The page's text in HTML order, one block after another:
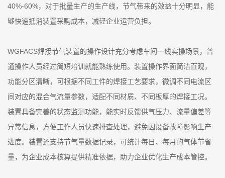
40%-60%，对于批量生产的生产线，节气带来的效益十分明显，能
够快速抵消装置采购成本，减轻企业运营负担。
WGFACS焊接节气装置的操作设计充分考虑车间一线实操场景，普
通操作人员经过简短培训就能熟练使用。装置操作界面简洁直观，
功能分区清晰，可根据不同工件的焊接工艺要求，微调不同电流区
间对应的混合气流量参数，适配不同材质、不同板厚的焊接工况。
装置具备完善的状态监测功能，能实时反馈供气压力、流量偏差等
异常信息，方便工作人员快速排查处理，避免因设备故障影响生产
进度。装置还支持节气量数据记录，可统计每日、每月的气体节省
量，为企业成本核算提供精准依据，助力企业优化生产成本管控。